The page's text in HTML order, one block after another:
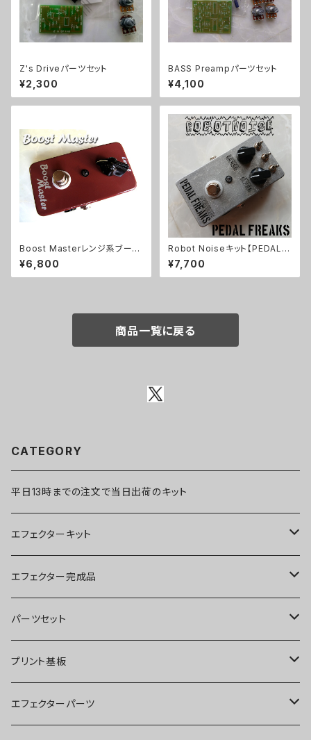
Z's Driveパーツセット
¥2,300
BASS Preampパーツセット
¥4,100
Boost Masterレンジ系ブース
ターキット【BASIC KIT】
¥6,800
Robot Noiseキット【PEDAL F
REAKS】
¥7,700
商品一覧に戻る
CATEGORY
平日13時までの注文で当日出荷のキット
エフェクターキット
ブースター
オーバードライブ
ディストーション
ファズ
エフェクター完成品
ブースター
オーバードライブ
ディストーション
パーツセット
ブースター
オーバードライブ
プリント基板
オーバードライブ
エフェクターパーツ